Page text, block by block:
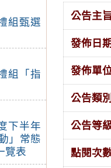
組甄選
組「指
下半年
」常態
覽表
公告主
發佈日期
發佈單
公告類別
公告等
點閱次